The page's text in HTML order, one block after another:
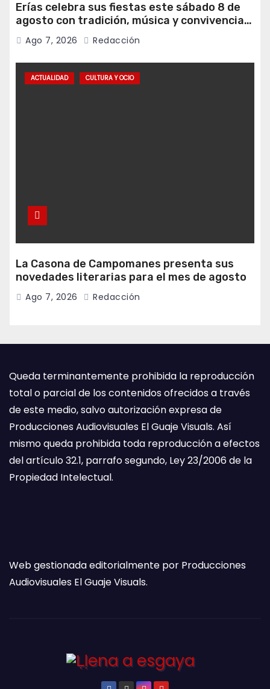
Erías celebra sus fiestas este sábado 8 de
agosto con tradición, música y convivencia
vecinal
Ago 7, 2026 Redacción
ACTUALIDAD CULTURA Y OCIO
La Casona de Campomanes presenta sus
novedades literarias para el mes de agosto
Ago 7, 2026 Redacción
Queda terminantemente prohibida la reproducción
total o parcial de los contenidos ofrecidos a través
de este medio, salvo autorización expresa de
Producciones Audiovisuales El Guaje Visuals. Así
mismo queda prohibida toda reproducción a efectos
del artículo 32.1, parrafo segundo, Ley 23/2006 de la
Propiedad Intelectual.
Web gestionada editorialmente por Producciones
Audiovisuales El Guaje Visuals.